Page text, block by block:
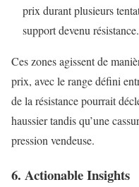
prix durant plusieurs
support devenu résistance.
Ces zones agissent de
prix, avec le range défini
de la résistance pourrait
haussier tandis qu’une
pression vendeuse.
6. Actionable Insights